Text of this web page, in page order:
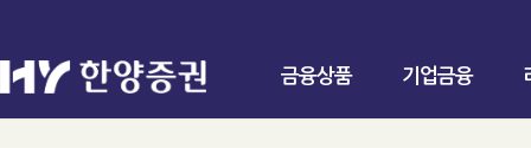
금융상품 기업금융